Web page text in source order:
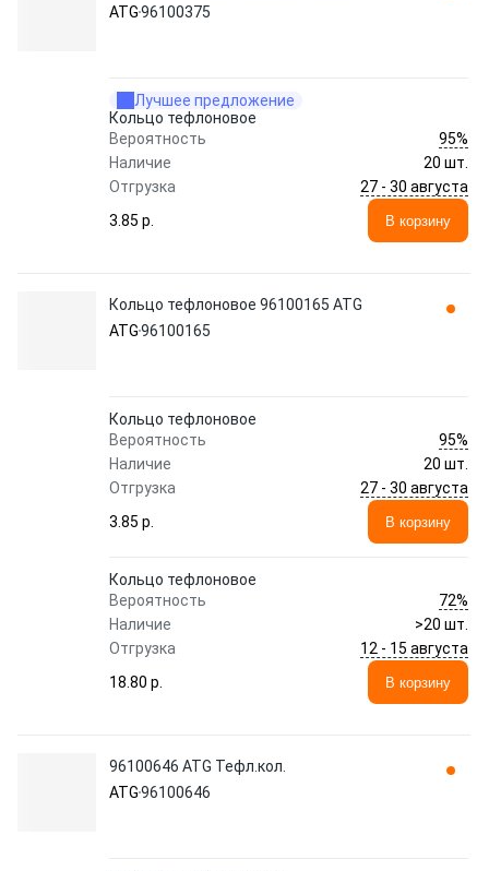
ATG96100375
Лучшее предложение
Кольцо тефлоновое
Вероятность
95%
Наличие
20 шт.
Отгрузка
27 - 30 августа
3.85 p.
В корзину
Кольцо тефлоновое 96100165 ATG
ATG96100165
Кольцо тефлоновое
Вероятность
95%
Наличие
20 шт.
Отгрузка
27 - 30 августа
3.85 p.
В корзину
Кольцо тефлоновое
Вероятность
72%
Наличие
>20 шт.
Отгрузка
12 - 15 августа
18.80 p.
В корзину
96100646 ATG Тефл.кол.
ATG96100646